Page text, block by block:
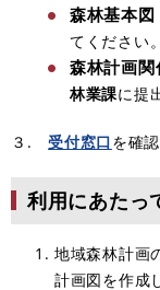
森林基本図
てください。
森林計画
林業課に提
３. 受付窓口を確
利用にあたっ
地域森林計画
計画図を作成